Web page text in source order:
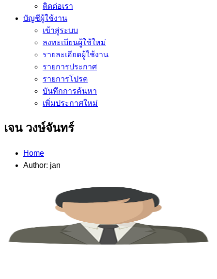
ติดต่อเรา
บัญชีผู้ใช้งาน
เข้าสู่ระบบ
ลงทะเบียนผู้ใช้ใหม่
รายละเอียดผู้ใช้งาน
รายการประกาศ
รายการโปรด
บันทึกการค้นหา
เพิ่มประกาศใหม่
เจน วงษ์จันทร์
Home
Author: jan